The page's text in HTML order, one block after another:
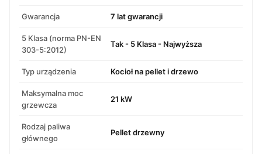
Gwarancja 7 lat gwarancji
5 Klasa (norma PN-EN
303-5:2012)
Tak - 5 Klasa - Najwyższa
Typ urządzenia Kocioł na pellet i drzewo
Maksymalna moc
grzewcza
21 kW
Rodzaj paliwa
głównego
Pellet drzewny